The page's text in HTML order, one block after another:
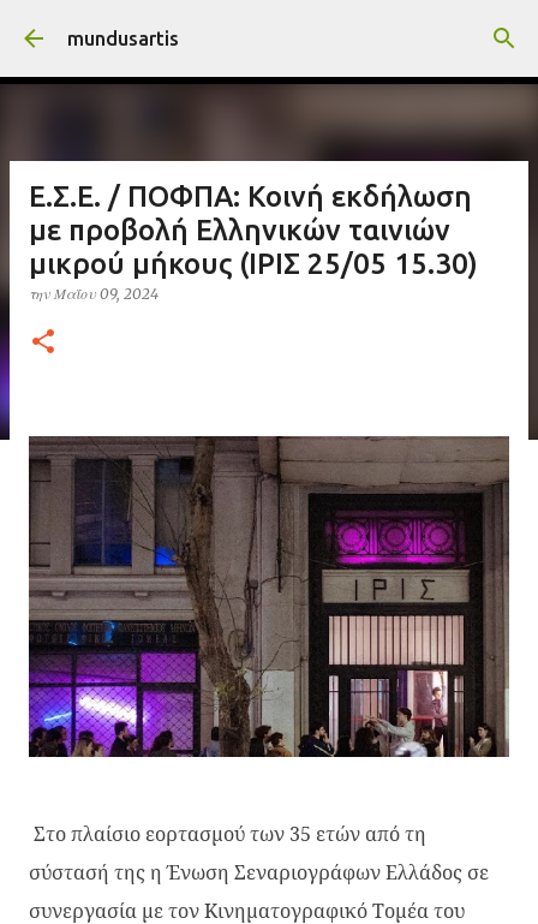
Μετάβαση στο κύριο περιεχόμενο
mundusartis
Ε.Σ.Ε. / ΠΟΦΠΑ: Κοινή εκδήλωση
με προβολή Ελληνικών ταινιών
μικρού μήκους (ΙΡΙΣ 25/05 15.30)
την Μαΐου 09, 2024
Στο πλαίσιο εορτασμού των 35 ετών από τη
σύστασή της η Ένωση Σεναριογράφων Ελλάδος σε
συνεργασία με τον Κινηματογραφικό Τομέα του